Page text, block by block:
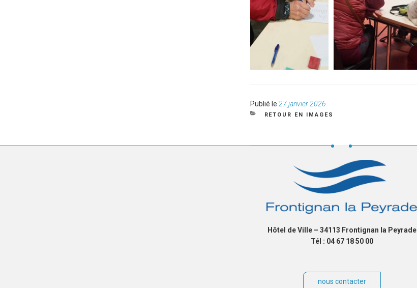
Publié le Publié
le
27 janvier 2026
CATÉGORIES
RETOUR EN IMAGES
Hôtel de Ville – 34113 Frontignan la Peyrade
Tél : 04 67 18 50 00
nous contacter